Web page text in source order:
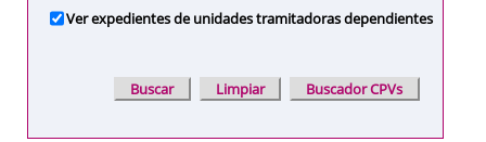
Ver expedientes de unidades tramitadoras dependientes